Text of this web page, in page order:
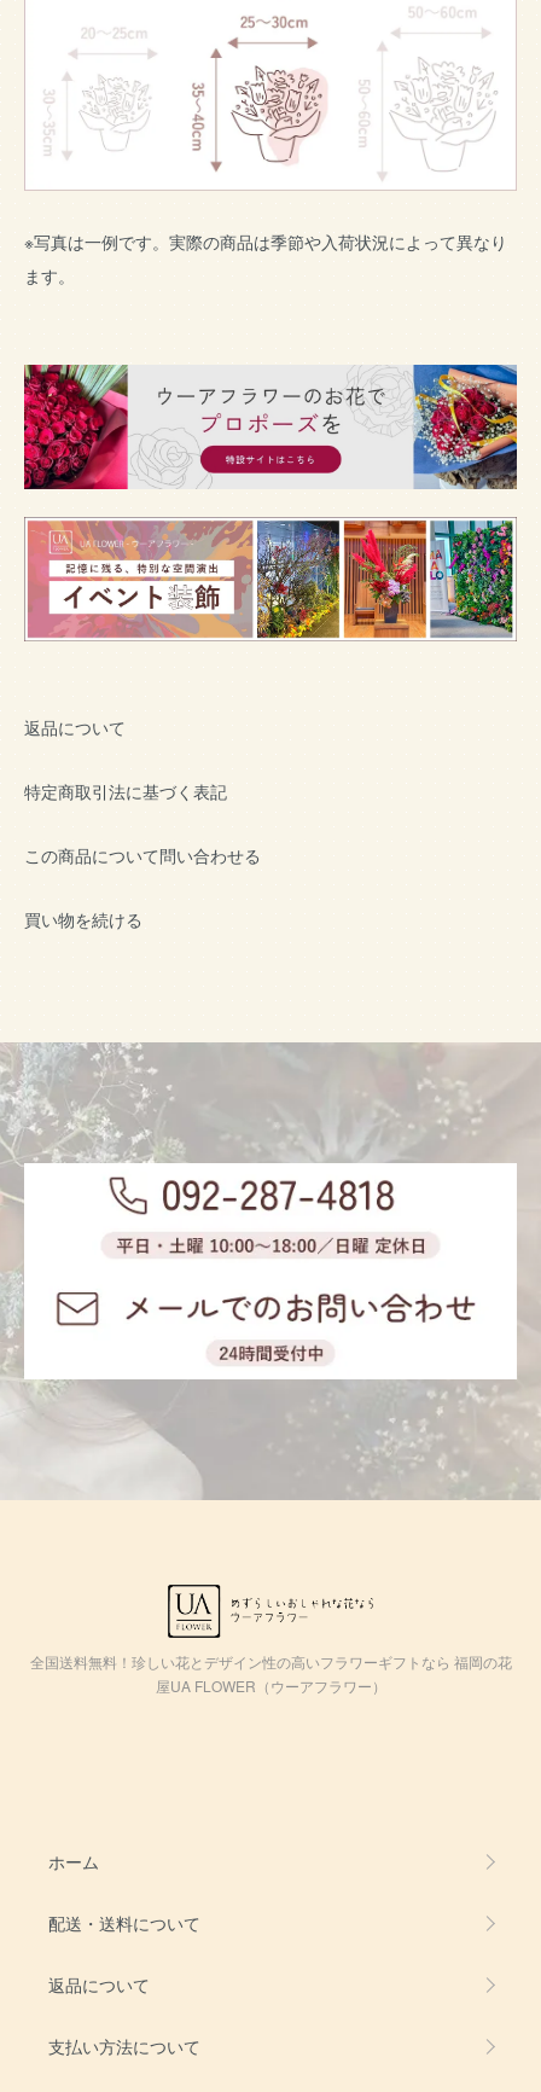
※写真は一例です。実際の商品は季節や入荷状況によって異なり
ます。
返品について
特定商取引法に基づく表記
この商品について問い合わせる
買い物を続ける
全国送料無料！珍しい花とデザイン性の高いフラワーギフトなら 福岡の花
屋UA FLOWER（ウーアフラワー）
ホーム
配送・送料について
返品について
支払い方法について